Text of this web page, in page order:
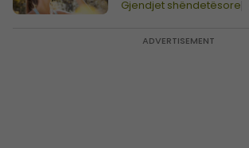
Gjendjet shëndetësore